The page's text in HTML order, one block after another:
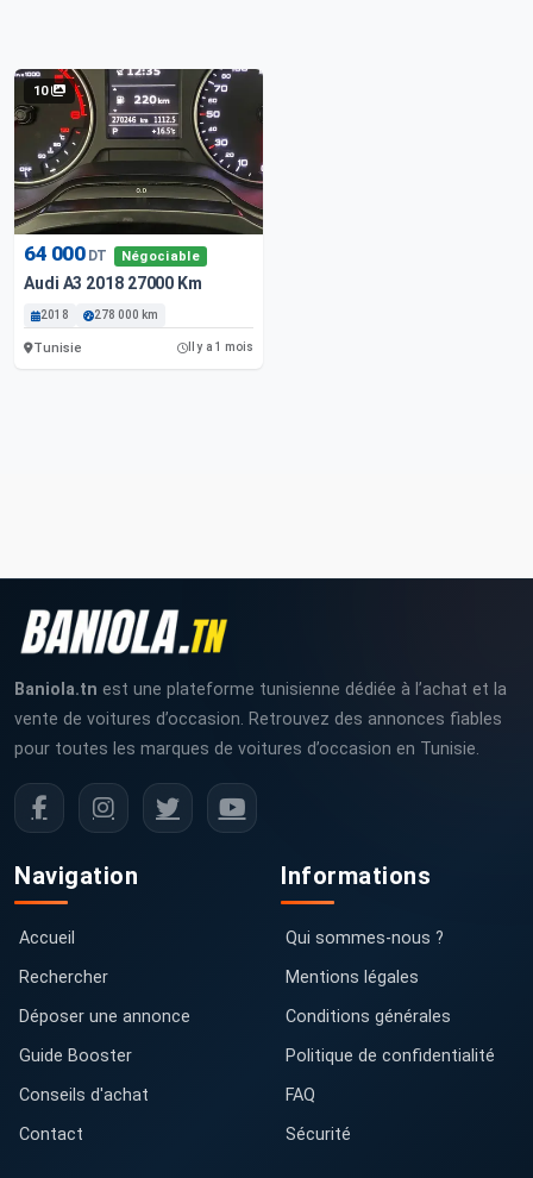
10
64 000 DT Négociable
Audi A3 2018 27000 Km
2018 278 000 km
Tunisie Il y a 1 mois
Baniola.tn est une plateforme tunisienne dédiée à l’achat et la
vente de voitures d’occasion. Retrouvez des annonces fiables
pour toutes les marques de voitures d’occasion en Tunisie.
Navigation
Accueil
Rechercher
Déposer une annonce
Guide Booster
Conseils d'achat
Contact
Informations
Qui sommes-nous ?
Mentions légales
Conditions générales
Politique de confidentialité
FAQ
Sécurité